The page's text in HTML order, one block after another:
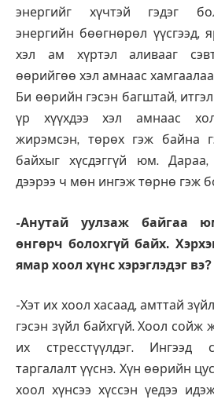
энергийг хүчтэй гэдэг
энергийн бөөгнөрөл үүсгээд,
хэл ам хүртэл аливааг
өөрийгөө хэл амнаас
Би өөрийн гэсэн багштай,
үр хүүхдээ хэл амнаас
жирэмсэн, төрөх гэж байна
байхыг хүсдэггүй юм.
дээрээ ч мөн ингэж төрнө гэж
-Анутай уулзаж байгаа
өнгөрч болохгүй байх.
ямар хоол хүнс хэрэглэдэг вэ?
-Хэт их хоол хасаад, амттай
гэсэн зүйл байхгүй. Хоол сойж
их стресстүүлдэг. Ингээд
таргалалт үүснэ. Хүн өөрийн
хоол хүнсээ хүссэн үедээ